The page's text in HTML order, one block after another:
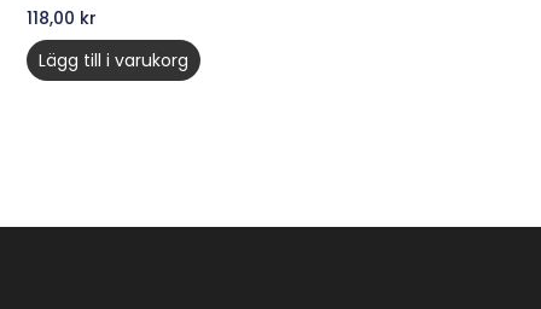
118,00 kr
Lägg till i varukorg